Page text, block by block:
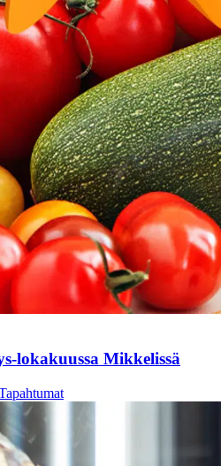
lokakuussa Mikkelissä